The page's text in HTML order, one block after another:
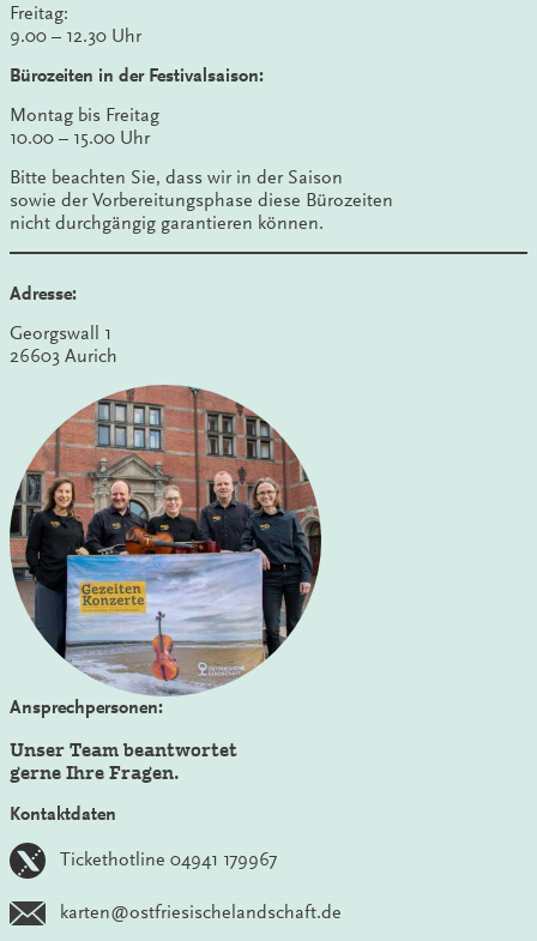
Freitag:
9.00 – 12.30 Uhr
Bürozeiten in der Festivalsaison:
Montag bis Freitag
10.00 – 15.00 Uhr
Bitte beachten Sie, dass wir in der Saison
sowie der Vorbereitungsphase diese Bürozeiten
nicht durchgängig garantieren können.
Adresse:
Georgswall 1
26603 Aurich
Ansprechpersonen:
Unser Team beantwortet
gerne Ihre Fragen.
Kontaktdaten
Tickethotline 04941 179967
karten@ostfriesischelandschaft.de